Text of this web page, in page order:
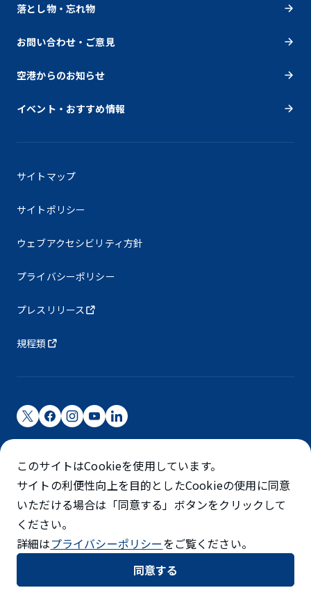
落とし物・忘れ物
お問い合わせ・ご意見
空港からのお知らせ
イベント・おすすめ情報
サイトマップ
サイトポリシー
ウェブアクセシビリティ方針
プライバシーポリシー
プレスリリース
規程類
成田国際空港株式会社
成田国際空港は成田国際空港㈱（NAA）が運営しています
©NARITA INTERNATIONAL AIRPORT CORPORATION
SKYTRAX
5スターエアポート
このサイトはCookieを使用しています。
サイトの利便性向上を目的としたCookieの使用に同意
いただける場合は「同意する」ボタンをクリックして
ください。
詳細はプライバシーポリシーをご覧ください。
同意する